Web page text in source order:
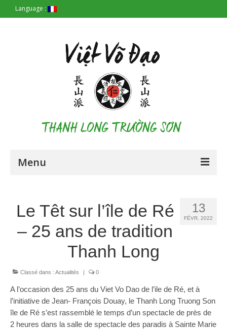
Language :
Menu
Les Origines
Les Styles
Stages
Media
Blog
13
FÉVR. 2022
Le Têt sur l’île de Ré
– 25 ans de tradition
Thanh Long
Classé dans : Actualités | 0
A l’occasion des 25 ans du Viet Vo Dao de l’ile de Ré, et à
l’initiative de Jean- François Douay, le Thanh Long Truong Son
île de Ré s’est rassemblé le temps d’un spectacle de près de
2 heures dans la salle de spectacle des paradis à Sainte Marie